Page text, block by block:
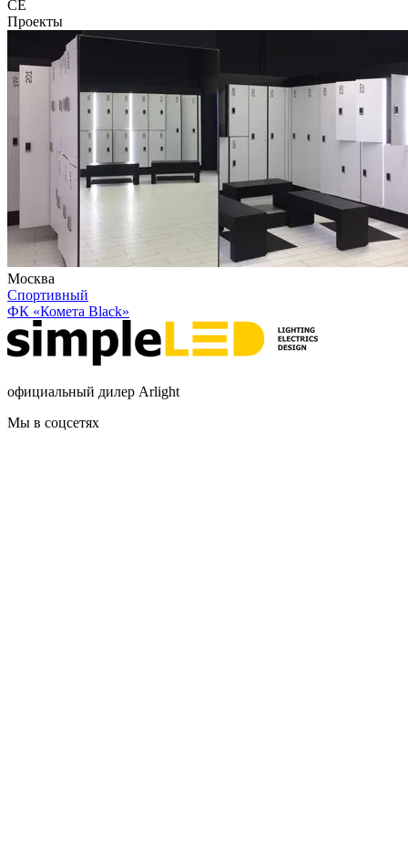
CE
Проекты
Москва
Спортивный
ФК «Комета Black»
официальный дилер Arlight
Мы в соцсетях